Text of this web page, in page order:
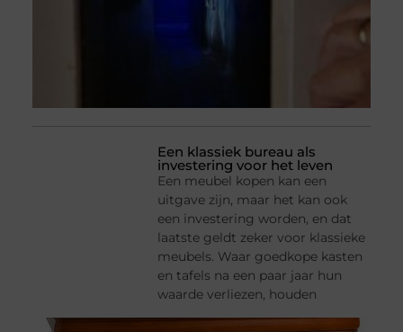
Een klassiek bureau als
investering voor het leven
Een meubel kopen kan een
uitgave zijn, maar het kan ook
een investering worden, en dat
laatste geldt zeker voor klassieke
meubels. Waar goedkope kasten
en tafels na een paar jaar hun
waarde verliezen, houden